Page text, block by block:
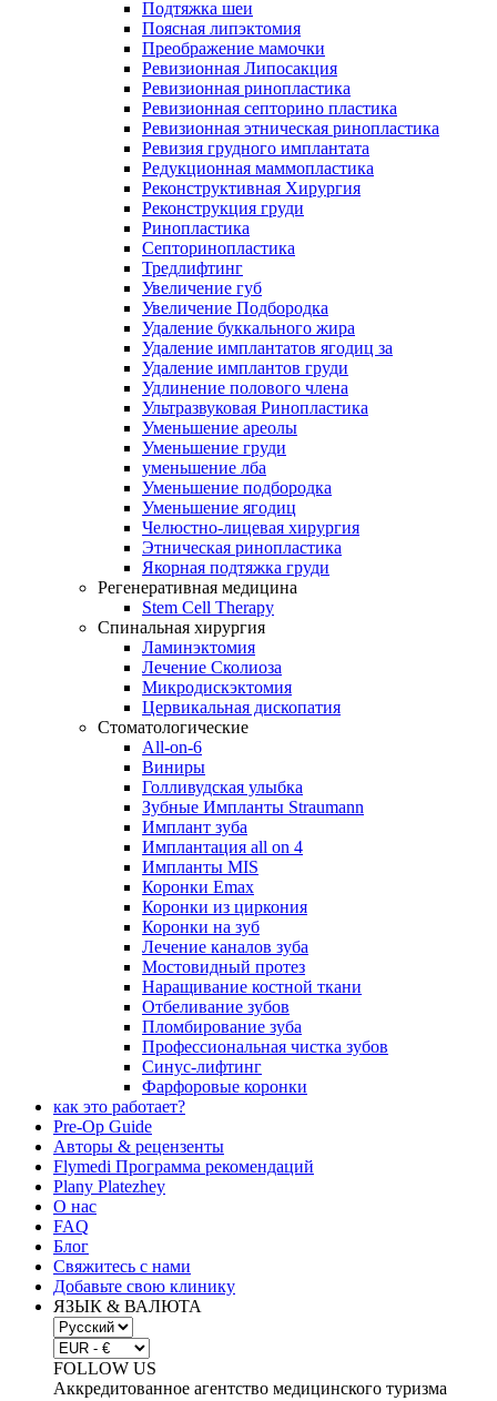
Подтяжка шеи
Поясная липэктомия
Преображение мамочки
Ревизионная Липосакция
Ревизионная ринопластика
Ревизионная септорино пластика
Ревизионная этническая ринопластика
Ревизия грудного имплантата
Редукционная маммопластика
Реконструктивная Хирургия
Реконструкция груди
Ринопластика
Септоринопластика
Тредлифтинг
Увеличение губ
Увеличение Подбородка
Удаление буккального жира
Удаление имплантатов ягодиц за
Удаление имплантов груди
Удлинение полового члена
Ультразвуковая Ринопластика
Уменьшение ареолы
Уменьшение груди
уменьшение лба
Уменьшение подбородка
Уменьшение ягодиц
Челюстно-лицевая хирургия
Этническая ринопластика
Якорная подтяжка груди
Регенеративная медицина
Stem Cell Therapy
Спинальная хирургия
Ламинэктомия
Лечение Сколиоза
Микродискэктомия
Цервикальная дископатия
Стоматологические
All-on-6
Виниры
Голливудская улыбка
Зубные Импланты Straumann
Имплант зуба
Имплантация all on 4
Импланты MIS
Коронки Emax
Коронки из циркония
Коронки на зуб
Лечение каналов зуба
Мостовидный протез
Наращивание костной ткани
Отбеливание зубов
Пломбирование зуба
Профессиональная чистка зубов
Синус-лифтинг
Фарфоровые коронки
как это работает?
Pre-Op Guide
Авторы & рецензенты
Flymedi Программа рекомендаций
Plany Platezhey
О нас
FAQ
Блог
Свяжитесь с нами
Добавьте свою клинику
ЯЗЫК & ВАЛЮТА
FOLLOW US
Аккредитованное агентство медицинского туризма